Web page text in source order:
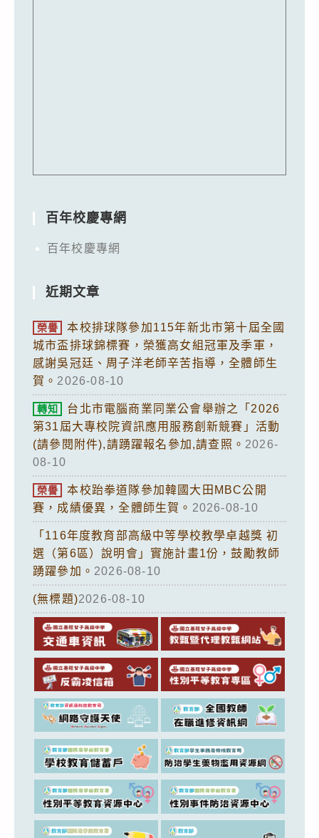
百年校慶專網
百年校慶專網
近期文章
榮譽
本校排球隊參加115年新北市第十屆全國
城市盃排球錦標賽，榮獲高女組冠軍及季軍，
感謝吳冠廷、周子洋老師辛苦指導，全體師生
賀。 2026-08-10
轉知
台北市電腦商業同業公會舉辦之「2026
第31屆大專校院資訊應用服務創新競賽」活動
(請參閱附件),請踴躍報名參加,請查照。 2026-
08-10
榮譽
本校跆拳道隊參加韓國大田MBC公開
賽，成績優異，全體師生賀。 2026-08-10
「116年度教育部高級中等學校教學卓越獎 初
選（第6區）說明會」實施計畫1份，鼓勵教師
踴躍參加。 2026-08-10
(無標題)2026-08-10